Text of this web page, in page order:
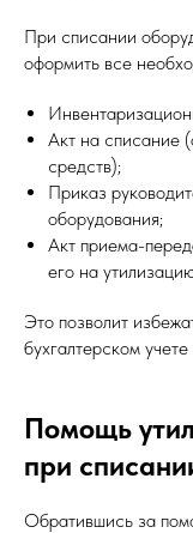
При списании
оформить все
Акт на
средств);
Приказ
оборудования;
Акт приема-
его на
Это позволит
бухгалтерском учете
Помощь
при
Обратившись за